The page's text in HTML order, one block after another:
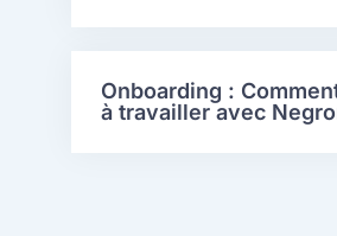
Onboarding :
à travailler avec